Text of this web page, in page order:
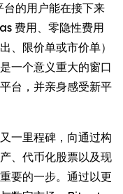
台的用户能在接下来
费用、零隐性费用
、限价单或市价单）
一个意义重大的窗口
台，并亲身感受新平
一里程碑，向通过构
、代币化股票以及现
要的一步。通过以更